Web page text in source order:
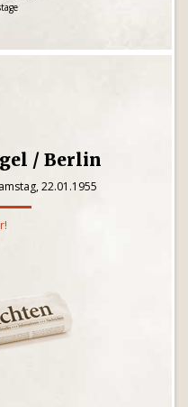
/ Berlin
22.01.1955